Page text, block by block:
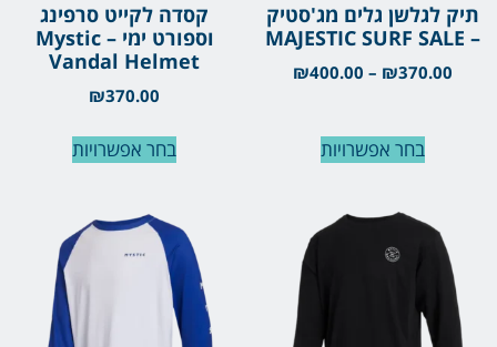
תיק לגלשן גלים מג'סטיק
– MAJESTIC SURF SALE
₪370.00
–
₪400.00
בחר אפשרויות
קסדה לקייט סרפינג
וספורט ימי – Mystic
Vandal Helmet
₪370.00
בחר אפשרויות